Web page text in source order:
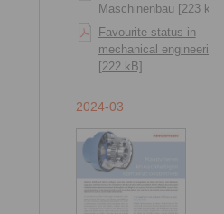
Maschinenbau [223 kB]
Favourite status in
mechanical engineering
[222 kB]
2024-03